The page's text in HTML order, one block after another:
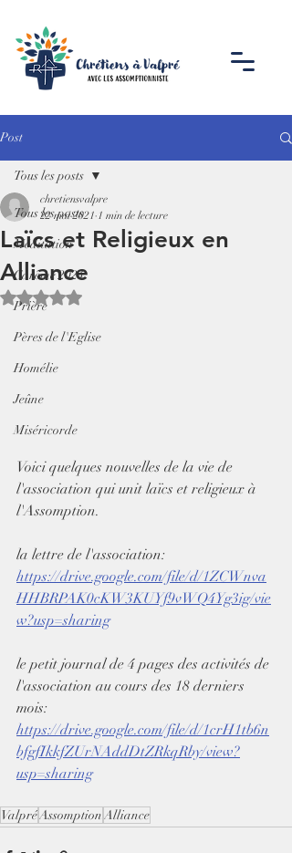
Post
Tous les posts
Méditation
Carême 2024
Prière
Pères de l'Eglise
Homélie
Jeûne
Miséricorde
Tous les posts
Laïcs et Religieux en
Alliance
chretiensvalpre
22 mai 2021 1 min de lecture
Noté NaN étoiles sur 5.
Voici quelques nouvelles de la vie de
l'association qui unit laïcs et religieux à
l'Assomption.
la lettre de l'association:
https://drive.google.com/file/d/1ZCWnva
HHBRPAK0cKW3KUYf9vWQ4Yg3ig/vie
w?usp=sharing
le petit journal de 4 pages des activités de
l'association au cours des 18 derniers
mois:
https://drive.google.com/file/d/1crH1tb6n
bfgfIkkfZUrNAddDtZRkqRby/view?
usp=sharing
ValpréAssomptionAlliance